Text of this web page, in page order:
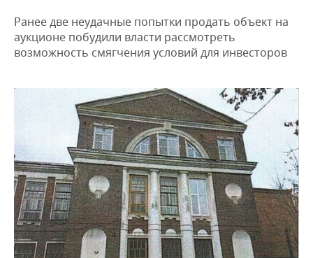
ДЕКЛАРАЦИИ О ДОХОДАХ
КОРОЛИ ГОСЗАКАЗА ПФО
КОМУ ПРИНАДЛЕЖАТ
ТОРГОВЫЕ ЦЕНТРЫ
ТАТАРСТАНА
НОВОСТИ ЭКОНОМИКИ
ФИНАНСЫ
ИНВЕСТИЦИИ
ПРОМЫШЛЕННОСТЬ
НОВОСТИ
ПРОМЫШЛЕННОСТИ
АГРОПРОМ
МАШИНОСТРОЕНИЕ
НЕФТЕХИМИЯ
НЕФТЬ
ОПК
ЭНЕРГЕТИКА
НЕДВИЖИМОСТЬ
НОВОСТИ АВТО
НОВОСТИ БИЗНЕСА
РОЗНИЧНАЯ ТОРГОВЛЯ
ТРАНСПОРТ
УСЛУГИ
ТЕХНОЛОГИИ
НОВОСТИ ТЕХНОЛОГИЙ
IT
МЕДИА
МЕРОПРИЯТИЯ
НОВОСТИ МЕРОПРИЯТИЙ
ВЫЕЗДНАЯ РЕДАКЦИЯ
СПОРТ
НОВОСТИ СПОРТА
ОБЩЕСТВО
Ранее две неудачные попытки продать объект на
аукционе побудили власти рассмотреть
возможность смягчения условий для инвесторов